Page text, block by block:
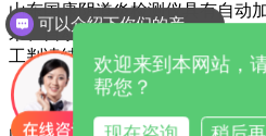
山东国康阴道炎检测仪具有自动
果、自动打印报告的功能。该设
工判读结果造成的误差，提高了
可以介绍下你们的产品么
欢迎来到本网站，
帮您？